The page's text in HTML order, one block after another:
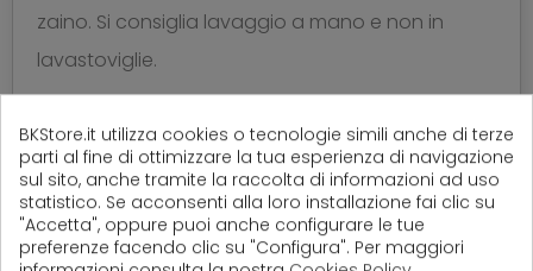
zaino. Si consiglia lavaggio a mano e non in
lavastoviglie.
Capienza: 500 ml
Altezza: 19 cm
BKStore.it utilizza cookies o tecnologie simili anche di terze
parti al fine di ottimizzare la tua esperienza di navigazione
sul sito, anche tramite la raccolta di informazioni ad uso
statistico. Se acconsenti alla loro installazione fai clic su
"Accetta", oppure puoi anche configurare le tue
preferenze facendo clic su "Configura". Per maggiori